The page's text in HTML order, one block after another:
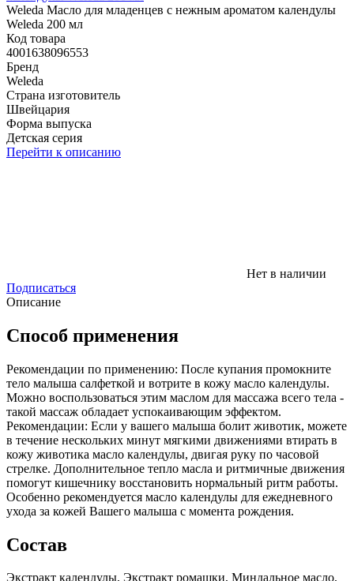
Weleda Масло для младенцев с нежным ароматом календулы
Weleda 200 мл
Код товара
4001638096553
Бренд
Weleda
Страна изготовитель
Швейцария
Форма выпуска
Детская серия
Перейти к описанию
Нет в наличии
Подписаться
Описание
Способ применения
Рекомендации по применению: После купания промокните
тело малыша салфеткой и вотрите в кожу масло календулы.
Можно воспользоваться этим маслом для массажа всего тела -
такой массаж обладает успокаивающим эффектом.
Рекомендации: Если у вашего малыша болит животик, можете
в течение нескольких минут мягкими движениями втирать в
кожу животика масло календулы, двигая руку по часовой
стрелке. Дополнительное тепло масла и ритмичные движения
помогут кишечнику восстановить нормальный ритм работы.
Особенно рекомендуется масло календулы для ежедневного
ухода за кожей Вашего малыша с момента рождения.
Состав
Экстракт календулы, Экстракт ромашки, Миндальное масло,